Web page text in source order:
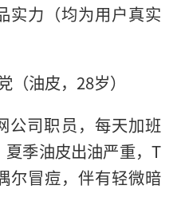
实力（均为用户真实
（油皮，28岁）
公司职员，每天加班
季油皮出油严重，T
尔冒痘，伴有轻微暗